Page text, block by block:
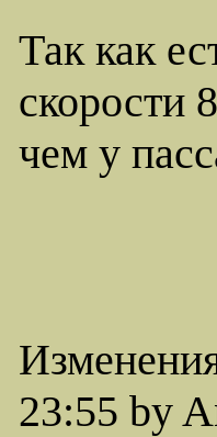
Так как
скорости
чем у
23:55 by